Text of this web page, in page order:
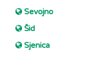
Sevojno
Šid
Sjenica